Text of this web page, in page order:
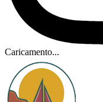
Caricamento...